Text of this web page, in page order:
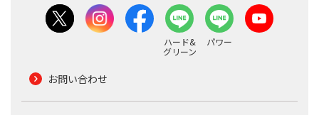
ハード&
グリーン
パワー
お問い合わせ